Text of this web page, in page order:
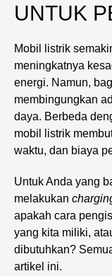
UNTUK
Mobil listrik
meningkatnya
energi. Namun,
membingungkan
daya. Berbeda
mobil listrik
waktu, dan biaya
Untuk Anda yang
melakukan
apakah cara
yang kita miliki,
dibutuhkan?
artikel ini.